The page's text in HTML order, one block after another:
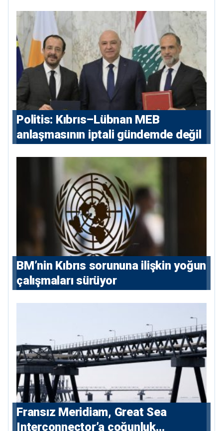
devlet isterse her olayı ortaya
çıkarır”
Politis: Kıbrıs–Lübnan MEB
anlaşmasının iptali gündemde değil
BM’nin Kıbrıs sorununa ilişkin yoğun
çalışmaları sürüyor
Fransız Meridiam, Great Sea
Interconnector’a çoğunluk